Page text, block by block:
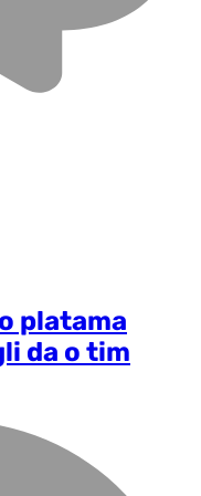
platama
da o tim